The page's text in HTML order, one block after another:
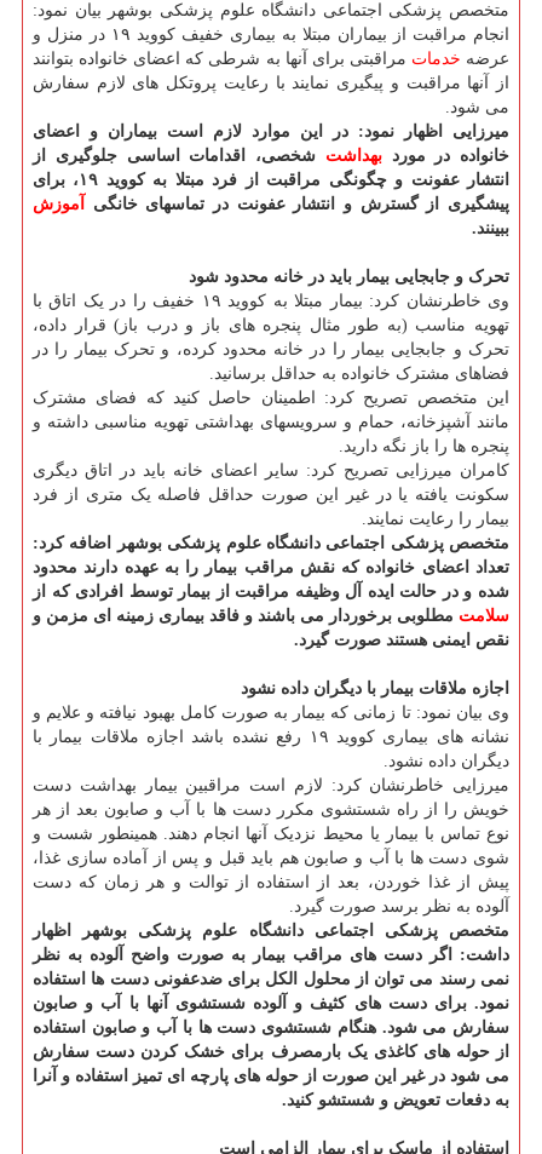
متخصص پزشکی اجتماعی دانشگاه علوم پزشکی بوشهر بیان نمود:
انجام مراقبت از بیماران مبتلا به بیماری خفیف کووید ۱۹ در منزل و
عرضه خدمات مراقبتی برای آنها به شرطی که اعضای خانواده بتوانند
از آنها مراقبت و پیگیری نمایند با رعایت پروتکل های لازم سفارش
می شود.
میرزایی اظهار نمود: در این موارد لازم است بیماران و اعضای
خانواده در موردبهداشت شخصی، اقدامات اساسی جلوگیری از
انتشار عفونت و چگونگی مراقبت از فرد مبتلا به کووید ۱۹، برای
پیشگیری از گسترش و انتشار عفونت در تماسهای خانگی
آموزش
ببینند.
تحرک و جابجایی بیمار باید در خانه محدود شود
وی خاطرنشان کرد: بیمار مبتلا به کووید ۱۹ خفیف را در یک اتاق با
تهویه مناسب (به طور مثال پنجره های باز و درب باز) قرار داده،
تحرک و جابجایی بیمار را در خانه محدود کرده، و تحرک بیمار را در
فضاهای مشترک خانواده به حداقل برسانید.
این متخصص تصریح کرد: اطمینان حاصل کنید که فضای مشترک
مانند آشپزخانه، حمام و سرویسهای بهداشتی تهویه مناسبی داشته و
پنجره ها را باز نگه دارید.
کامران میرزایی تصریح کرد: سایر اعضای خانه باید در اتاق دیگری
سکونت یافته یا در غیر این صورت حداقل فاصله یک متری از فرد
بیمار را رعایت نمایند.
متخصص پزشکی اجتماعی دانشگاه علوم پزشکی بوشهر اضافه کرد:
تعداد اعضای خانواده که نقش مراقب بیمار را به عهده دارند محدود
شده و در حالت ایده آل وظیفه مراقبت از بیمار توسط افرادی که از
سلامت مطلوبی برخوردار می باشند و فاقد بیماری زمینه ای مزمن و
نقص ایمنی هستند صورت گیرد.
اجازه ملاقات بیمار با دیگران داده نشود
وی بیان نمود: تا زمانی که بیمار به صورت کامل بهبود نیافته و علایم و
نشانه های بیماری کووید ۱۹ رفع نشده باشد اجازه ملاقات بیمار با
دیگران داده نشود.
میرزایی خاطرنشان کرد: لازم است مراقبین بیمار بهداشت دست
خویش را از راه شستشوی مکرر دست ها با آب و صابون بعد از هر
نوع تماس با بیمار یا محیط نزدیک آنها انجام دهند. همینطور شست و
شوی دست ها با آب و صابون هم باید قبل و پس از آماده سازی غذا،
پیش از غذا خوردن، بعد از استفاده از توالت و هر زمان که دست
آلوده به نظر برسد صورت گیرد.
متخصص پزشکی اجتماعی دانشگاه علوم پزشکی بوشهر اظهار
داشت: اگر دست های مراقب بیمار به صورت واضح آلوده به نظر
نمی رسند می توان از محلول الکل برای ضدعفونی دست ها استفاده
نمود. برای دست های کثیف و آلوده شستشوی آنها با آب و صابون
سفارش می شود. هنگام شستشوی دست ها با آب و صابون استفاده
از حوله های کاغذی یک بارمصرف برای خشک کردن دست سفارش
می شود در غیر این صورت از حوله های پارچه ای تمیز استفاده و آنرا
به دفعات تعویض و شستشو کنید.
استفاده از ماسک برای بیمار الزامی است